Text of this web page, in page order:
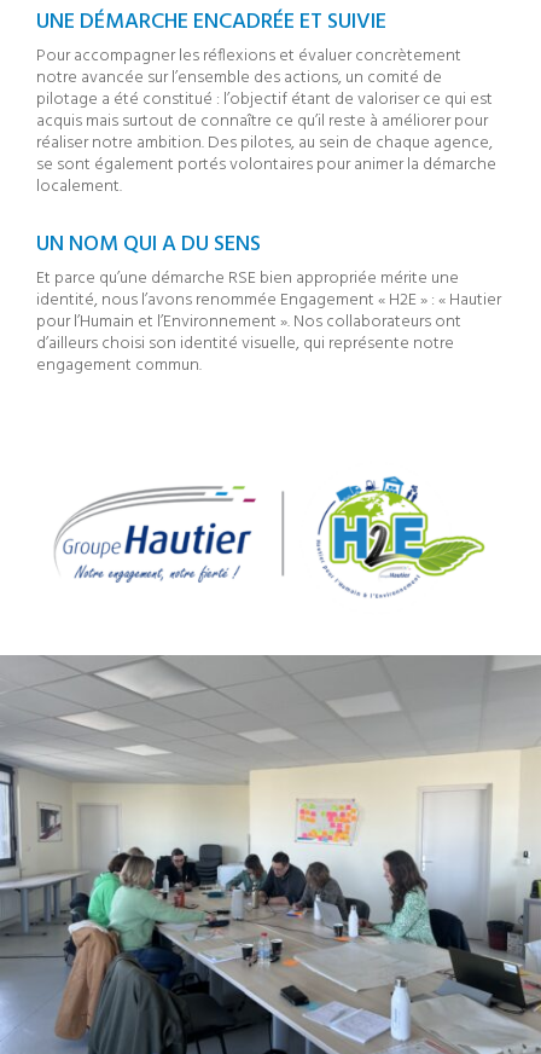
UNE DÉMARCHE ENCADRÉE ET SUIVIE
Pour accompagner les réflexions et évaluer concrètement
notre avancée sur l’ensemble des actions, un comité de
pilotage a été constitué : l’objectif étant de valoriser ce qui est
acquis mais surtout de connaître ce qu’il reste à améliorer pour
réaliser notre ambition. Des pilotes, au sein de chaque agence,
se sont également portés volontaires pour animer la démarche
localement.
UN NOM QUI A DU SENS
Et parce qu’une démarche RSE bien appropriée mérite une
identité, nous l’avons renommée Engagement « H2E » : « Hautier
pour l’Humain et l’Environnement ». Nos collaborateurs ont
d’ailleurs choisi son identité visuelle, qui représente notre
engagement commun.